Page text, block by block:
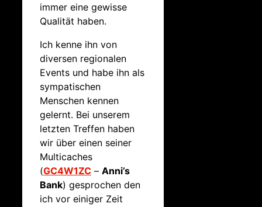
immer eine gewisse
Qualität haben.
Ich kenne ihn von
diversen regionalen
Events und habe ihn als
sympatischen
Menschen kennen
gelernt. Bei unserem
letzten Treffen haben
wir über einen seiner
Multicaches
(GC4W1ZC – Anni’s
Bank) gesprochen den
ich vor einiger Zeit